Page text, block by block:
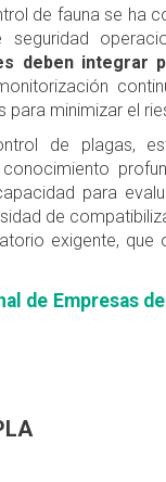
de fauna se ha
seguridad
deben integrar
para minimizar el
de plagas,
conocimiento
para
de
exigente,
de Empresas